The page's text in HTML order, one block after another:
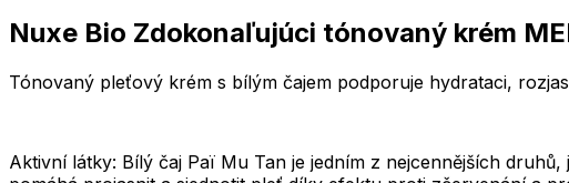
Nuxe Bio Zdokonaľujúci tónovaný krém
Tónovaný pleťový krém s bílým čajem podporuje hydrataci,
Aktivní látky: Bílý čaj Paï Mu Tan je jedním z nejcennějších